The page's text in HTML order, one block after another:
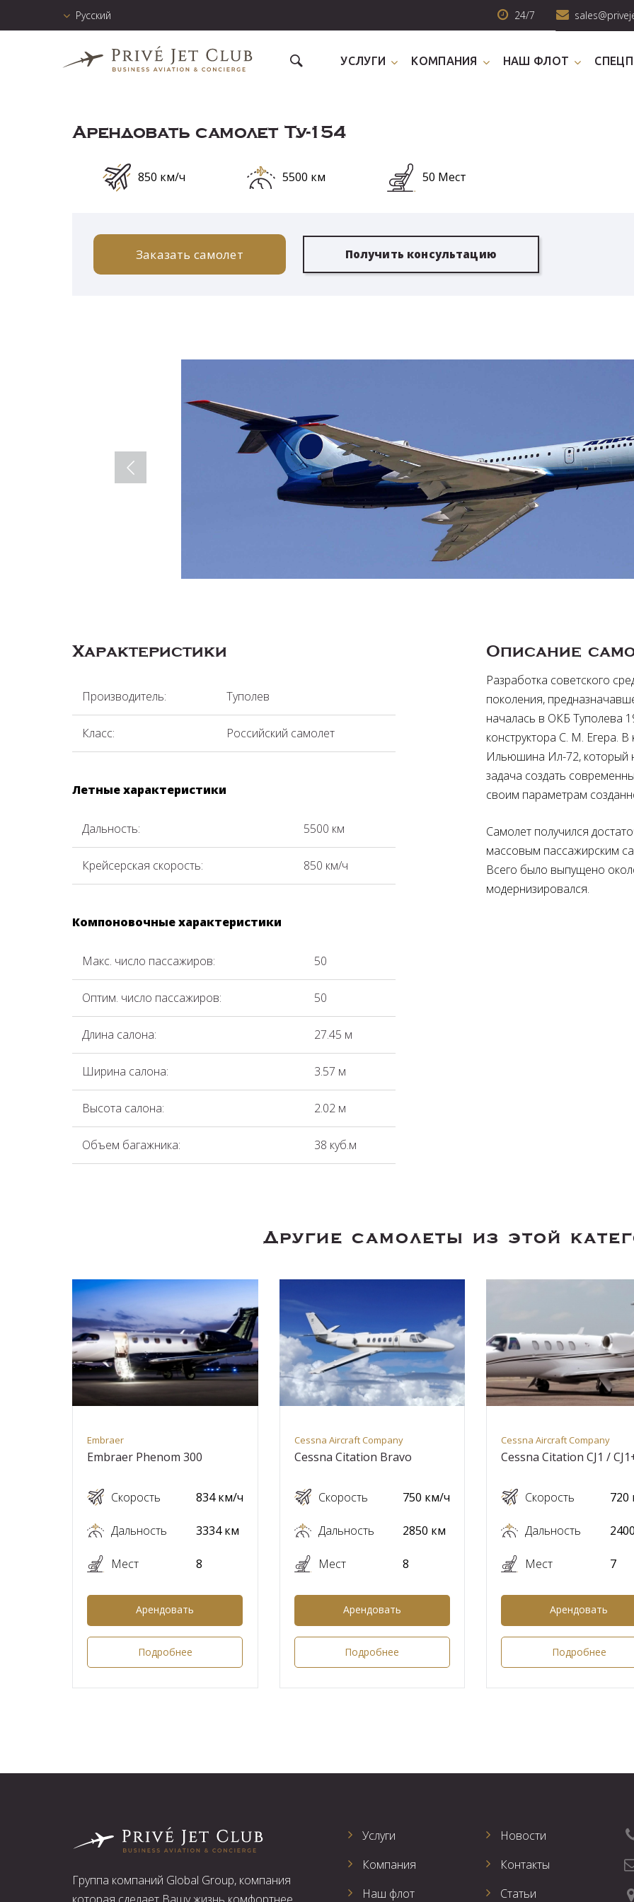
24/7
Русский
УСЛУГИ КОМПАНИЯ НАШ ФЛОТ
Арендовать самолет Ту-154
850 км/ч 5500 км 50 Мест
Заказать самолет Получить консультацию
Характеристики
Производитель: Туполев
Класс: Российский самолет
Летные характеристики
Дальность: 5500 км
Крейсерская скорость: 850 км/ч
Компоновочные характеристики
Макс. число пассажиров: 50
Оптим. число пассажиров: 50
Длина салона: 27.45 м
Ширина салона: 3.57 м
Высота салона: 2.02 м
Объем багажника: 38 куб.м
Описание
Разработка советского
поколения,
началась в ОКБ Туполева
конструктора С. М. Егера.
Ильюшина Ил-72, который
задача создать
своим параметрам
Самолет получился
массовым пассажирским
Всего было выпущено
модернизировался.
Другие самолеты из этой
Embraer
Embraer Phenom 300
Скорость
Дальность
Мест
834 км/ч
3334 км
8
Арендовать
Подробнее
Cessna Aircraft Company
Cessna Citation Bravo
Скорость
Дальность
Мест
750 км/ч
2850 км
8
Арендовать
Подробнее
Cessna Aircraft Company
Cessna Citation CJ1 /
Скорость
Дальность
Мест
720
7
Арендовать
Подробнее
Группа компаний Global Group, компания
Услуги
Компания
Наш флот
Новости
Контакты
Статьи